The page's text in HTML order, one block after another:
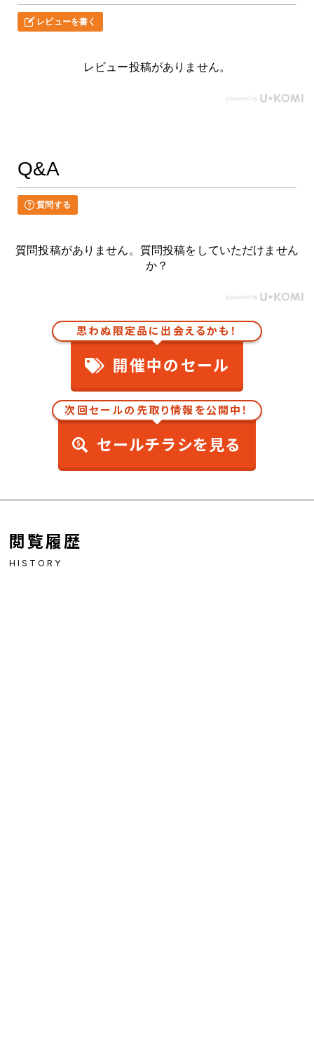
レビューを書く
レビュー投稿がありません。
Q&A
質問する
質問投稿がありません。質問投稿をしていただけません
か？
思わぬ限定品に出会えるかも！
開催中のセール
次回セールの先取り情報を公開中！
セールチラシを見る
閲覧履歴
HISTORY